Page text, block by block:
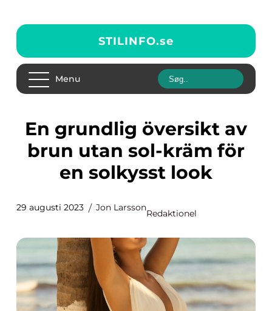
STILINFO.se
Menu
En grundlig översikt av
brun utan sol-kräm för
en solkysst look
29 augusti 2023 Jon Larsson
Redaktionel